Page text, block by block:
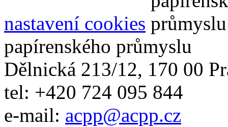
nastavení cookies
papírenského průmyslu
Dělnická 213/12, 170 00
tel: +420 724 095 844
e-mail: acpp@acpp.cz